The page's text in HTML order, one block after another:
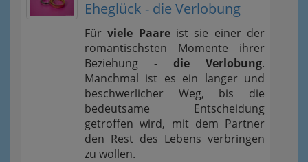
Eheglück - die Verlobung
Fürviele Paareist sie einer der
romantischsten Momente ihrer
Beziehung - die Verlobung.
Manchmal ist es ein langer und
beschwerlicher Weg, bis die
bedeutsame Entscheidung
getroffen wird, mit dem Partner
den Rest des Lebens verbringen
zu wollen.